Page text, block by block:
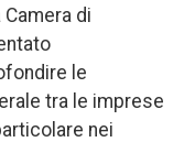
di
le
tra le imprese
nei